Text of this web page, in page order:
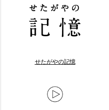
せたがやの記憶